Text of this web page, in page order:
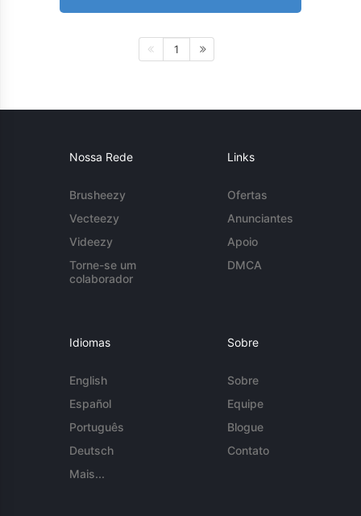
1
Nossa Rede
Brusheezy
Vecteezy
Videezy
Torne-se um
colaborador
Links
Ofertas
Anunciantes
Apoio
DMCA
Idiomas
English
Español
Português
Deutsch
Mais...
Sobre
Sobre
Equipe
Blogue
Contato